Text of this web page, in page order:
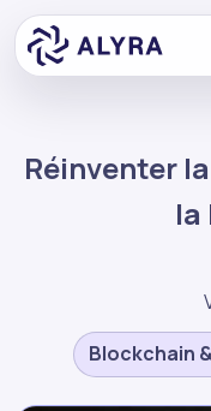
Réinventer
la
Blockchain